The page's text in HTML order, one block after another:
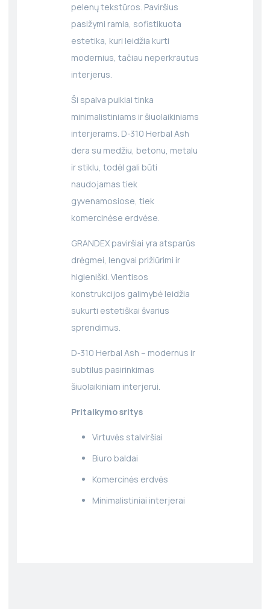
pelenų tekstūros. Paviršius
pasižymi ramia, sofistikuota
estetika, kuri leidžia kurti
modernius, tačiau neperkrautus
interjerus.
Ši spalva puikiai tinka
minimalistiniams ir šiuolaikiniams
interjerams. D-310 Herbal Ash
dera su medžiu, betonu, metalu
ir stiklu, todėl gali būti
naudojamas tiek
gyvenamosiose, tiek
komercinėse erdvėse.
GRANDEX paviršiai yra atsparūs
drėgmei, lengvai prižiūrimi ir
higieniški. Vientisos
konstrukcijos galimybė leidžia
sukurti estetiškai švarius
sprendimus.
D-310 Herbal Ash – modernus ir
subtilus pasirinkimas
šiuolaikiniam interjerui.
Pritaikymo sritys
Virtuvės stalviršiai
Biuro baldai
Komercinės erdvės
Minimalistiniai interjerai